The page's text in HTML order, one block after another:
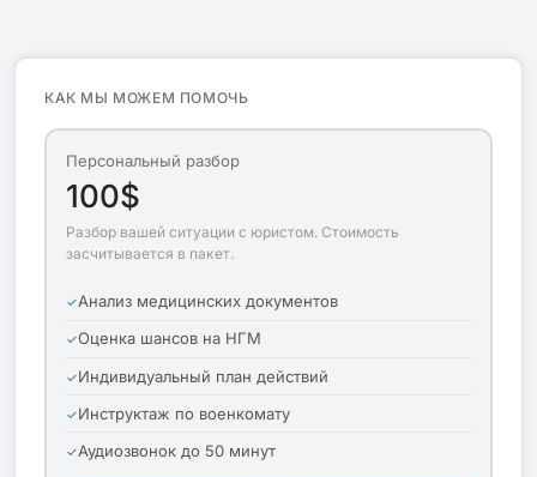
КАК МЫ МОЖЕМ ПОМОЧЬ
Персональный разбор
100$
Разбор вашей ситуации с юристом. Стоимость
засчитывается в пакет.
Анализ медицинских документов
Оценка шансов на НГМ
Индивидуальный план действий
Инструктаж по военкомату
Аудиозвонок до 50 минут